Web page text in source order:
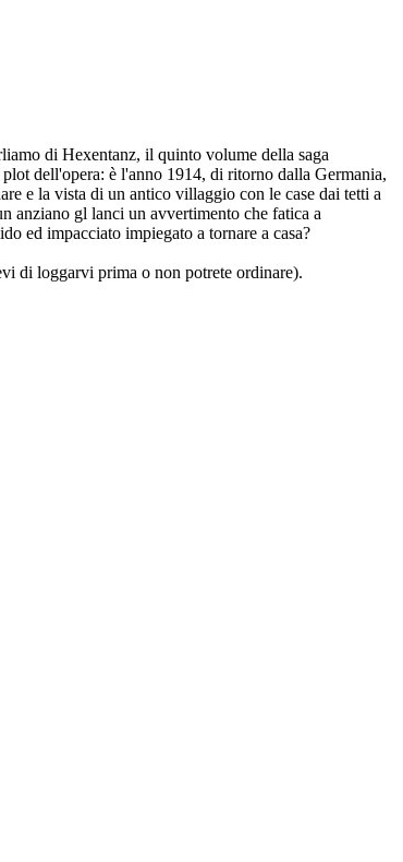
di Hexentanz, il quinto volume della saga
dell'opera: è l'anno 1914, di ritorno dalla Germania,
e la vista di un antico villaggio con le case dai tetti a
anziano gl lanci un avvertimento che fatica a
ed impacciato impiegato a tornare a casa?
di loggarvi prima o non potrete ordinare).